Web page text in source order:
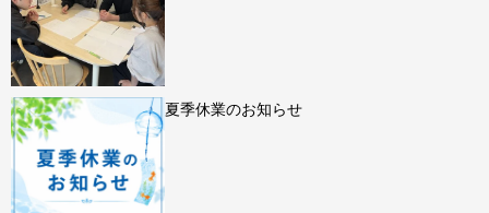
夏季休業のお知らせ